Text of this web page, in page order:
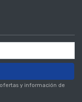
y información de